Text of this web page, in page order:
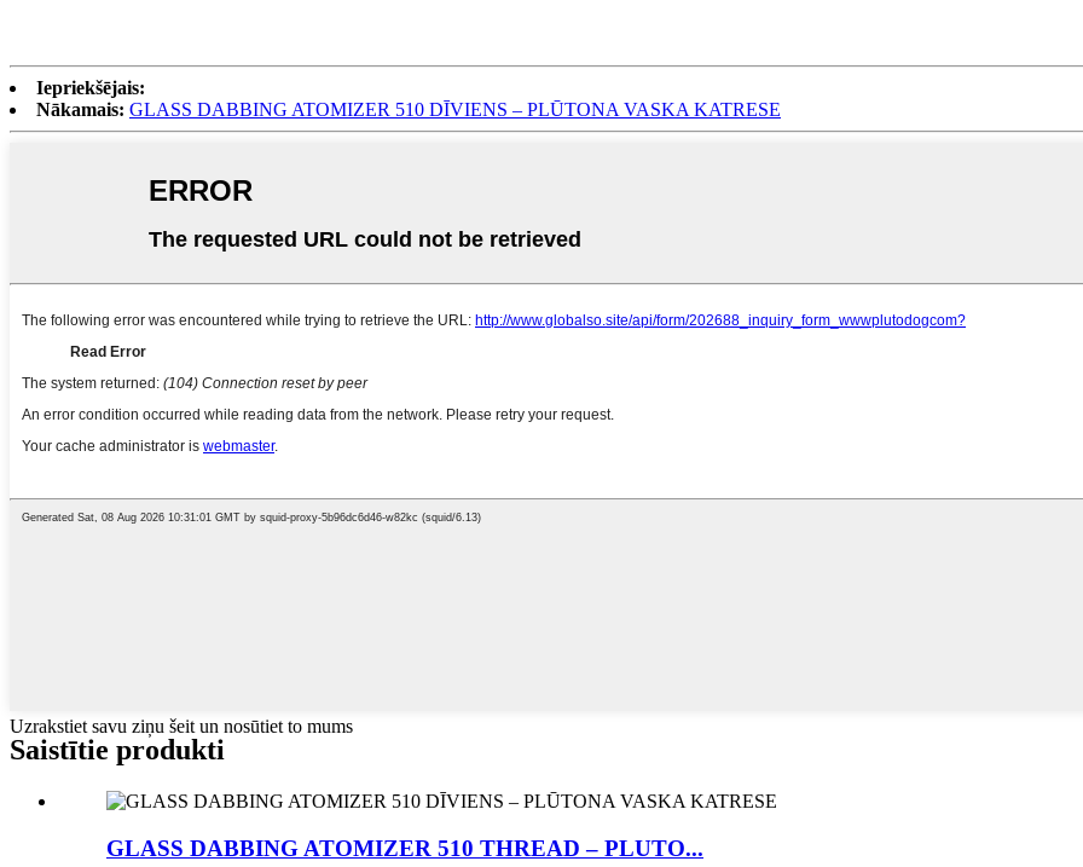
Iepriekšējais:
Nākamais: GLASS DABBING ATOMIZER 510 DĪVIENS – PLŪTONA VASKA KATRESE
Uzrakstiet savu ziņu šeit un nosūtiet to mums
Saistītie produkti
GLASS DABBING ATOMIZER 510 THREAD – PLUTO...